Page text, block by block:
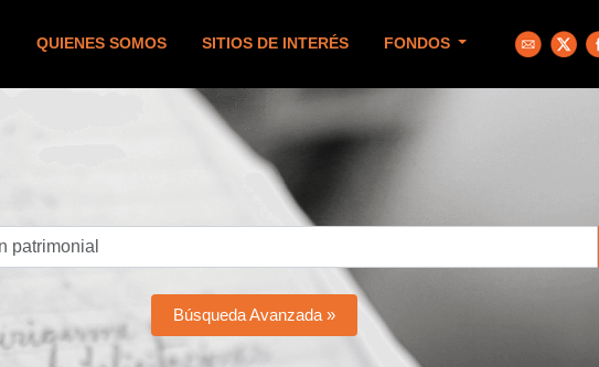
QUIENES SOMOS SITIOS DE INTERÉS FONDOS
Búsqueda Avanzada »